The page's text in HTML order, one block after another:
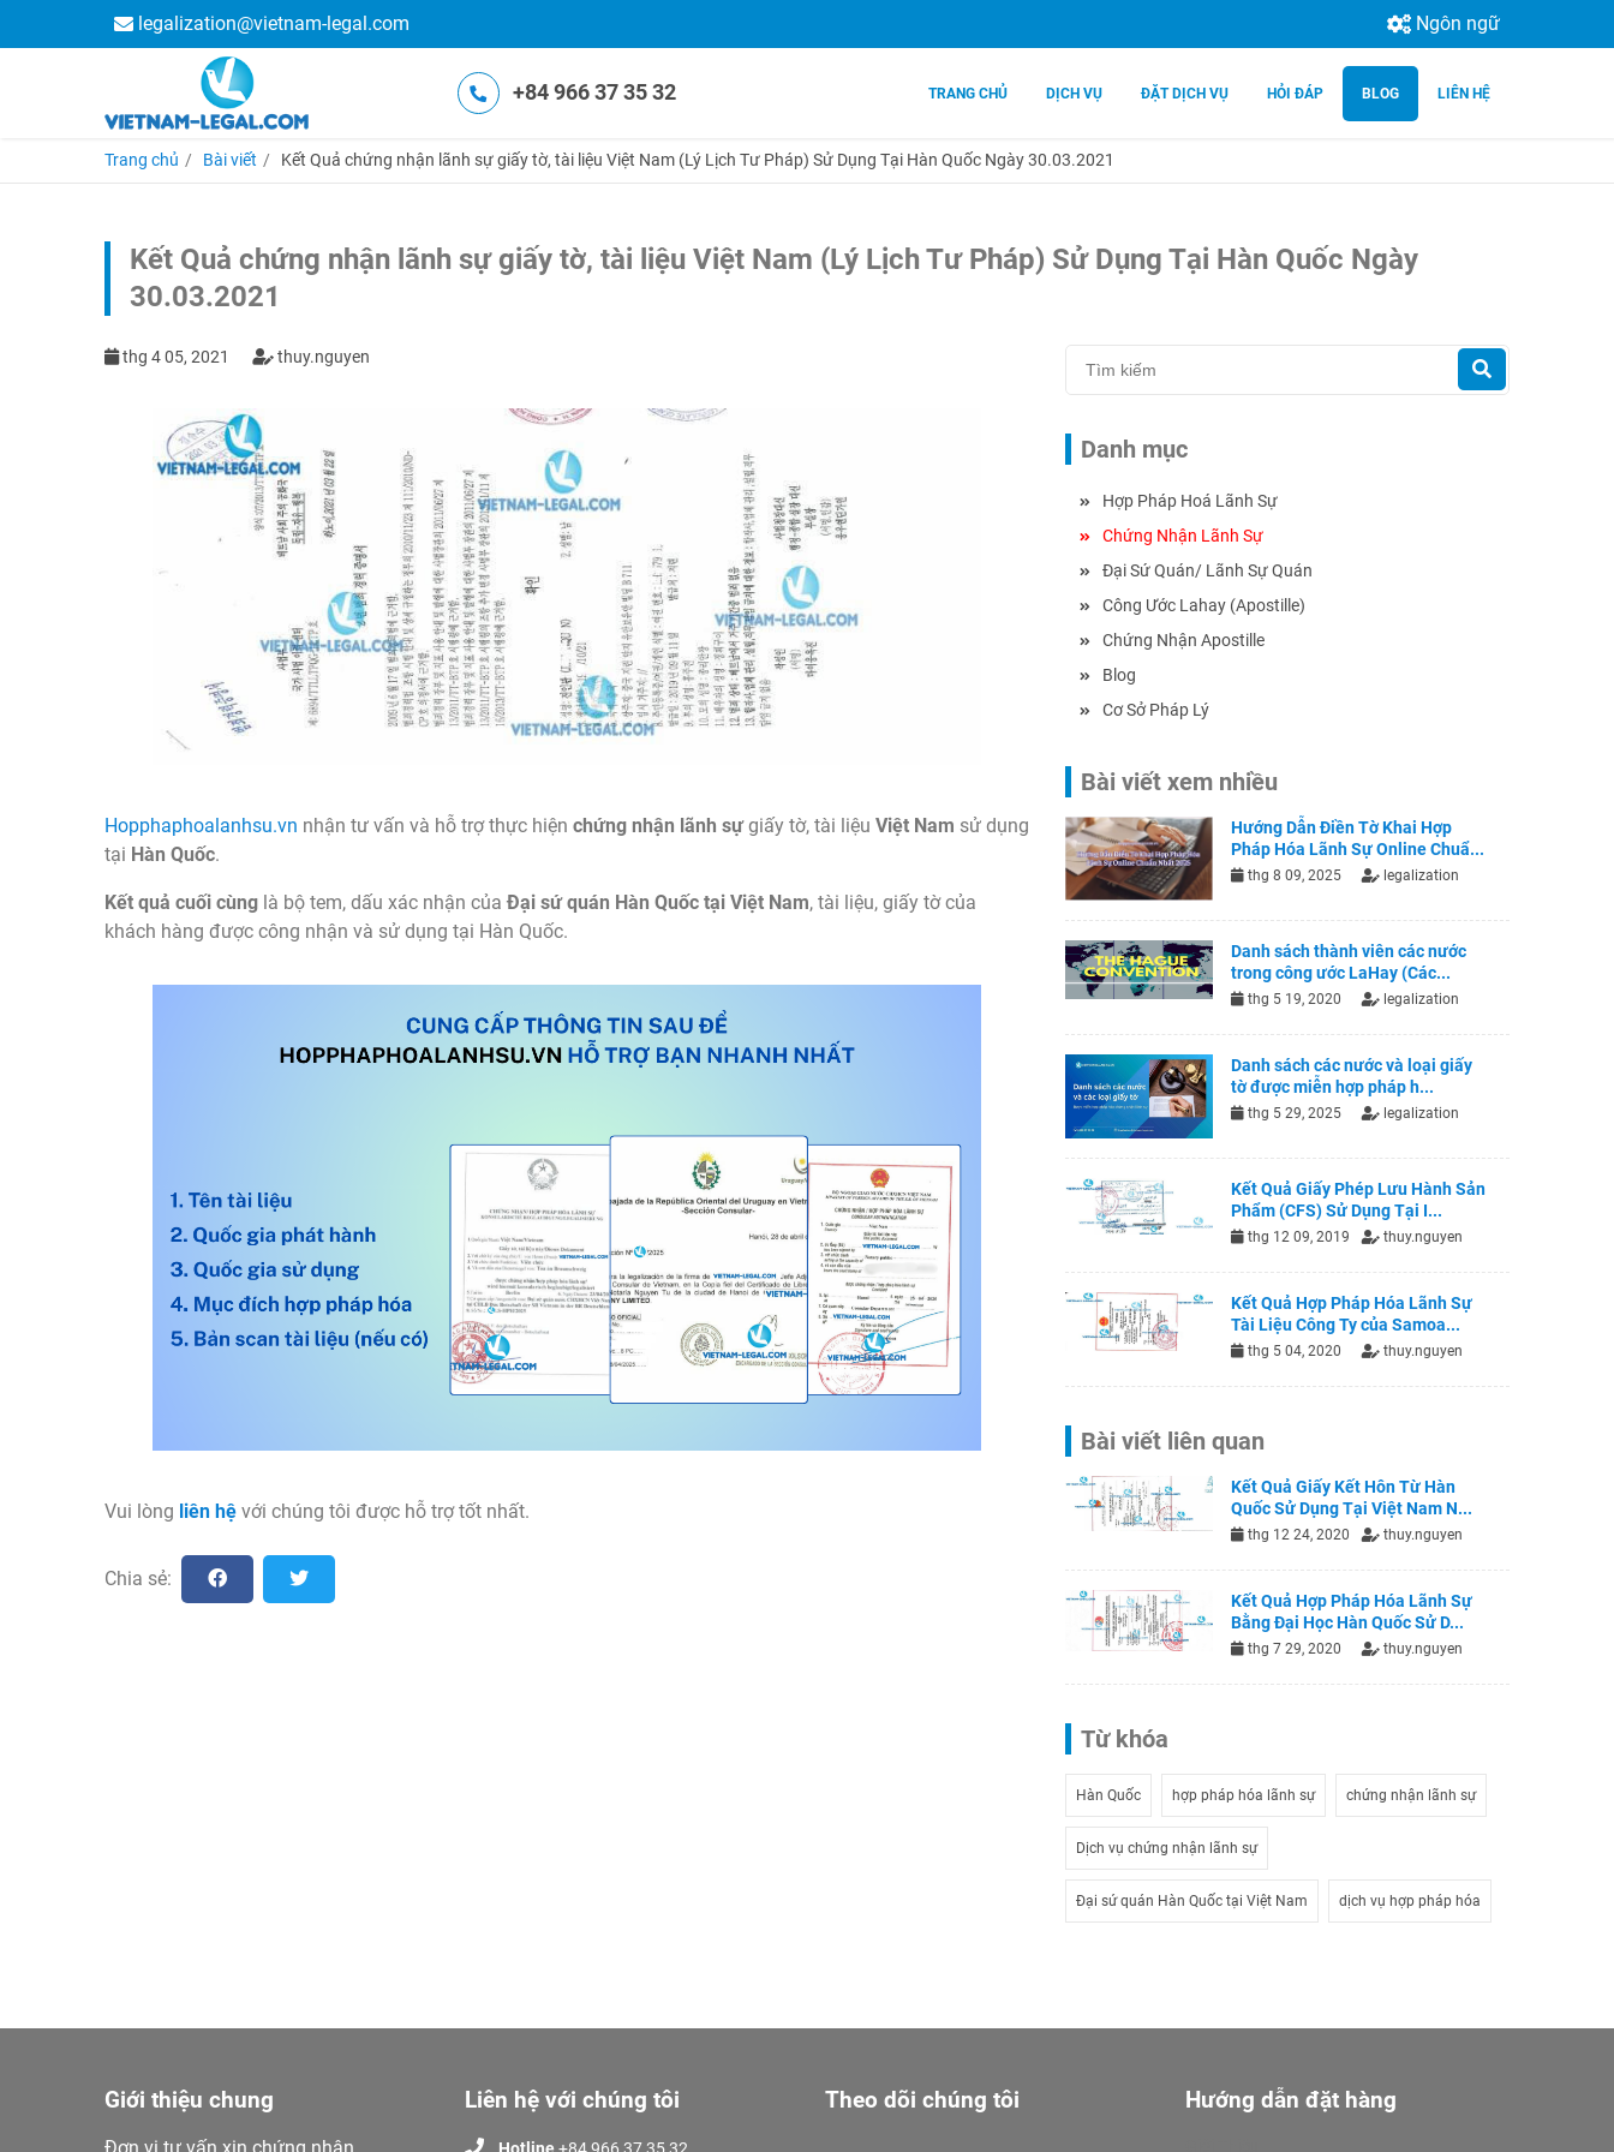
legalization@vietnam-legal.com Ngôn ngữ
+84 966 37 35 32 TRANG CHỦ DỊCH VỤ ĐẶT DỊCH VỤ HỎI ĐÁP BLOG LIÊN HỆ
Trang chủ Bài viết Kết Quả chứng nhận lãnh sự giấy tờ, tài liệu Việt Nam (Lý Lịch Tư Pháp) Sử Dụng Tại Hàn Quốc Ngày 30.03.2021
Kết Quả chứng nhận lãnh sự giấy tờ, tài liệu Việt Nam (Lý Lịch Tư Pháp) Sử Dụng Tại Hàn Quốc Ngày
30.03.2021
thg 4 05, 2021 thuy.nguyen
Hopphaphoalanhsu.vn nhận tư vấn và hỗ trợ thực hiện chứng nhận lãnh sựgiấy tờ, tài liệu Việt Nam sử dụng
tại Hàn Quốc.
Kết quả cuối cùng là bộ tem, dấu xác nhận của Đại sứ quán Hàn Quốc tại Việt Nam, tài liệu, giấy tờ của
khách hàng được công nhận và sử dụng tại Hàn Quốc.
Vui lòng liên hệ với chúng tôi được hỗ trợ tốt nhất.
Chia sẻ:
Danh mục
Hợp Pháp Hoá Lãnh Sự
Chứng Nhận Lãnh Sự
Đại Sứ Quán/ Lãnh Sự Quán
Công Ước Lahay (Apostille)
Chứng Nhận Apostille
Blog
Cơ Sở Pháp Lý
Bài viết xem nhiều
Hướng Dẫn Điền Tờ Khai Hợp
Pháp Hóa Lãnh Sự Online Chuẩ...
thg 8 09, 2025 legalization
Danh sách thành viên các nước
trong công ước LaHay (Các...
thg 5 19, 2020 legalization
Danh sách các nước và loại giấy
tờ được miễn hợp pháp h...
thg 5 29, 2025 legalization
Kết Quả Giấy Phép Lưu Hành Sản
Phẩm (CFS) Sử Dụng Tại I...
thg 12 09, 2019 thuy.nguyen
Kết Quả Hợp Pháp Hóa Lãnh Sự
Tài Liệu Công Ty của Samoa...
thg 5 04, 2020 thuy.nguyen
Bài viết liên quan
Kết Quả Giấy Kết Hôn Từ Hàn
Quốc Sử Dụng Tại Việt Nam N...
thg 12 24, 2020 thuy.nguyen
Kết Quả Hợp Pháp Hóa Lãnh Sự
Bằng Đại Học Hàn Quốc Sử D...
thg 7 29, 2020 thuy.nguyen
Từ khóa
Hàn Quốc hợp pháp hóa lãnh sự chứng nhận lãnh sự
Dịch vụ chứng nhận lãnh sự
Đại sứ quán Hàn Quốc tại Việt Nam dịch vụ hợp pháp hóa
Giới thiệu chung
Đơn vị tư vấn xin chứng nhận
Liên hệ với chúng tôi
Hotline+84 966 37 35 32
Theo dõi chúng tôi Hướng dẫn đặt hàng